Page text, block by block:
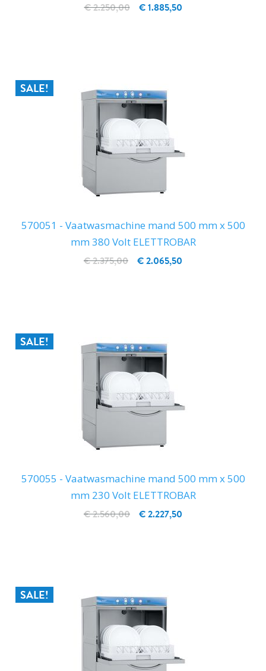
€ 1.885,50
€ 2.250,00
SALE!
570051 - Vaatwasmachine mand 500 mm x 500
mm 380 Volt ELETTROBAR
€ 2.065,50
€ 2.375,00
SALE!
570055 - Vaatwasmachine mand 500 mm x 500
mm 230 Volt ELETTROBAR
€ 2.227,50
€ 2.560,00
SALE!